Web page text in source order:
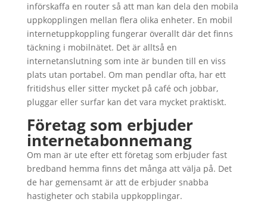
införskaffa en router så att man kan dela den mobila
uppkopplingen mellan flera olika enheter. En mobil
internetuppkoppling fungerar överallt där det finns
täckning i mobilnätet. Det är alltså en
internetanslutning som inte är bunden till en viss
plats utan portabel. Om man pendlar ofta, har ett
fritidshus eller sitter mycket på café och jobbar,
pluggar eller surfar kan det vara mycket praktiskt.
Företag som erbjuder
internetabonnemang
Om man är ute efter ett företag som erbjuder fast
bredband hemma finns det många att välja på. Det
de har gemensamt är att de erbjuder snabba
hastigheter och stabila uppkopplingar.